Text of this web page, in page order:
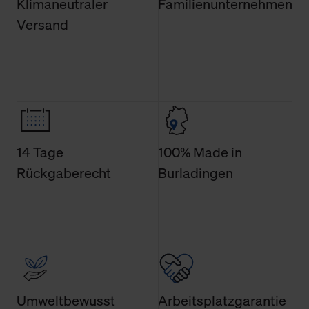
Verwendungszweck. Bei „Über Cookies“ können Sie
allgemeine Informationen über Cookies einsehen. Über
Wirkung für die Zukunft widerrufen. Der Widerruf der
Einwilligung hat jedoch keine Auswirkung auf die
bisherigen Einstellungen und die damit verbundene
Verwendung der Cookies sowie die bis zum Zeitpunkt der
Änderung gesammelten Daten.
Versand
14 Tage
Rückgaberecht
100% Made in
Burladingen
Umweltbewusst Arbeitsplatzgarantie